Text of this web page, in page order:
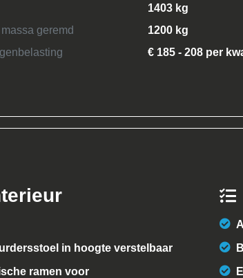
1403 kg
geremd
1200 kg
€ 185 - 208 per
in hoogte verstelbaar
ramen voor